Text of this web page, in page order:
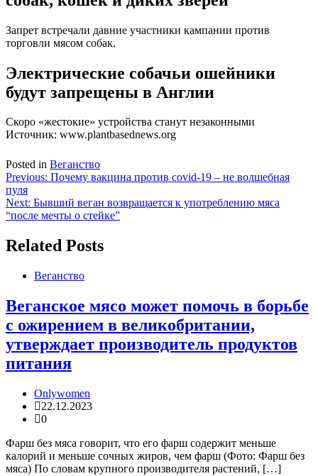
Запрет встречали давние участники кампании против
торговли мясом собак.
Электрические собачьи ошейники
будут запрещены в Англии
Скоро «жестокие» устройства станут незаконными
Источник: www.plantbasednews.org
Posted in Веганство
Навигация
по
записям
Previous: Почему вакцина против covid-19 – не волшебная
пуля
Next: Бывший веган возвращается к употреблению мяса
“после мечты о стейке”
Related Posts
Веганство
Веганское мясо может помочь в борьбе
с ожирением в великобритании,
утверждает производитель продуктов
питания
Onlywomen
22.12.2023
0
Фарш без мяса говорит, что его фарш содержит меньше
калорий и меньше сочных жиров, чем фарш (Фото: Фарш без
мяса) По словам крупного производителя растений, […]